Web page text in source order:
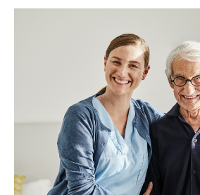
NephroCare International
Global Website